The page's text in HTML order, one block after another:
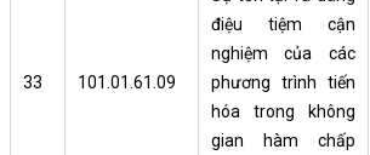
33 101.01.61.09
điệu tiệm cận
nghiệm của các
phương trình tiến
hóa trong không
gian hàm chấp